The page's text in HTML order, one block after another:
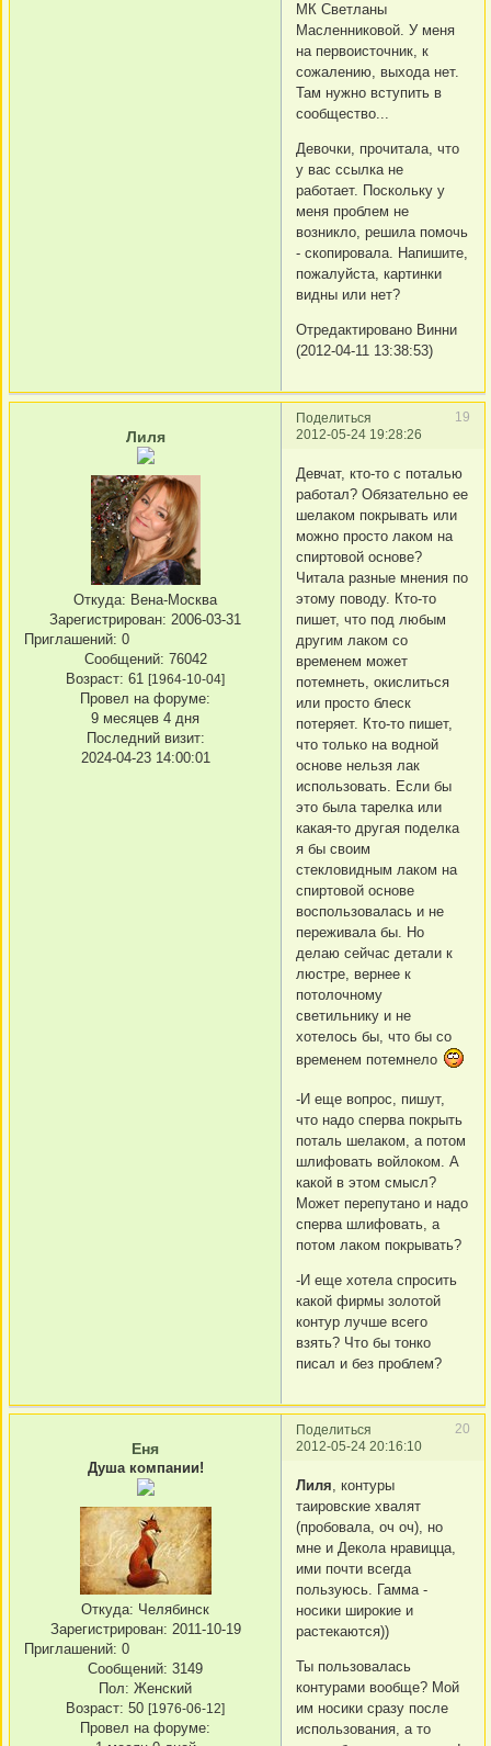
МК Светланы
Масленниковой. У меня
на первоисточник, к
сожалению, выхода нет.
Там нужно вступить в
сообщество...
Девочки, прочитала, что
у вас ссылка не
работает. Поскольку у
меня проблем не
возникло, решила помочь
- скопировала. Напишите,
пожалуйста, картинки
видны или нет?
Отредактировано Винни
(2012-04-11 13:38:53)
Поделиться
19
2012-05-24 19:28:26
Лиля
Откуда: Вена-Москва
Зарегистрирован: 2006-03-31
Приглашений: 0
Сообщений: 76042
Возраст: 61 [1964-10-04]
Провел на форуме:
9 месяцев 4 дня
Последний визит:
2024-04-23 14:00:01
Девчат, кто-то с поталью
работал? Обязательно ее
шелаком покрывать или
можно просто лаком на
спиртовой основе?
Читала разные мнения по
этому поводу. Кто-то
пишет, что под любым
другим лаком со
временем может
потемнеть, окислиться
или просто блеск
потеряет. Кто-то пишет,
что только на водной
основе нельзя лак
использовать. Если бы
это была тарелка или
какая-то другая поделка
я бы своим
стекловидным лаком на
спиртовой основе
воспользовалась и не
переживала бы. Но
делаю сейчас детали к
люстре, вернее к
потолочному
светильнику и не
хотелось бы, что бы со
временем потемнело
-И еще вопрос, пишут,
что надо сперва покрыть
поталь шелаком, а потом
шлифовать войлоком. А
какой в этом смысл?
Может перепутано и надо
сперва шлифовать, а
потом лаком покрывать?
-И еще хотела спросить
какой фирмы золотой
контур лучше всего
взять? Что бы тонко
писал и без проблем?
Поделиться
20
2012-05-24 20:16:10
Еня
Душа компании!
Откуда: Челябинск
Зарегистрирован: 2011-10-19
Приглашений: 0
Сообщений: 3149
Пол: Женский
Возраст: 50 [1976-06-12]
Провел на форуме:
Лиля , контуры
таировские хвалят
(пробовала, оч оч), но
мне и Декола нравицца,
ими почти всегда
пользуюсь. Гамма -
носики широкие и
растекаются))
Ты пользовалась
контурами вообще? Мой
им носики сразу после
использования, а то